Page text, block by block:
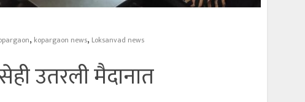
, kopargaon news, Loksanvad news
उतरली मैदानात